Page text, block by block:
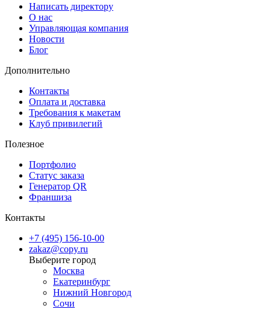
Написать директору
О нас
Управляющая компания
Новости
Блог
Дополнительно
Контакты
Оплата и доставка
Требования к макетам
Клуб привилегий
Полезное
Портфолио
Статус заказа
Генератор QR
Франшиза
Контакты
+7 (495) 156-10-00
zakaz@copy.ru
Москва
Екатеринбург
Нижний Новгород
Сочи